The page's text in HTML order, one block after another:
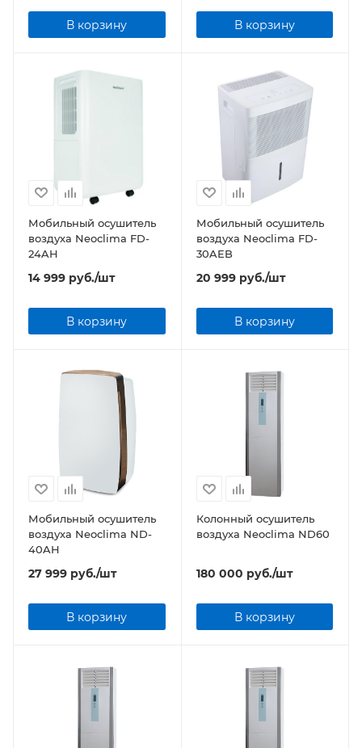
В корзину В корзину
Мобильный осушитель
воздуха Neoclima FD-
24AH
14 999 руб./шт
В корзину
Мобильный осушитель
воздуха Neoclima FD-
30AEB
20 999руб./шт
В корзину
Мобильный осушитель
воздуха Neoclima ND-
40AH
27 999 руб./шт
В корзину
Колонный осушитель
воздуха Neoclima ND60
180 000 руб./шт
В корзину